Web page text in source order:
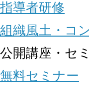
指導者研修
組織風土・コ
公開講座・セ
無料セミナー